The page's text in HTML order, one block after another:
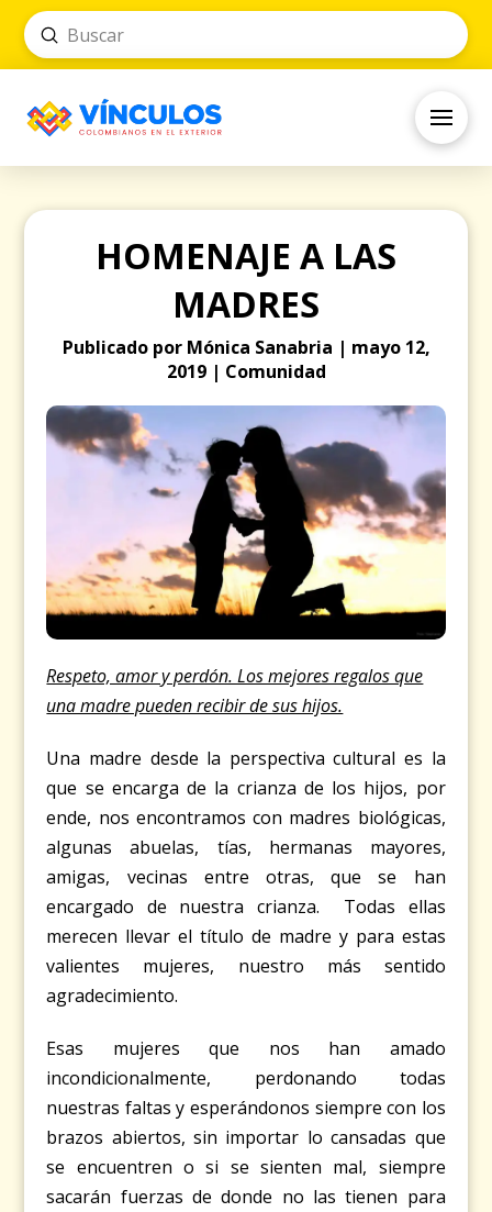
Search
Submit
HOMENAJE A LAS
MADRES
Publicado por Mónica Sanabria | mayo 12,
2019 | Comunidad
Respeto, amor y perdón. Los mejores regalos que
una madre pueden recibir de sus hijos.
Una madre desde la perspectiva cultural es la
que se encarga de la crianza de los hijos, por
ende, nos encontramos con madres biológicas,
algunas abuelas, tías, hermanas mayores,
amigas, vecinas entre otras, que se han
encargado de nuestra crianza. Todas ellas
merecen llevar el título de madre y para estas
valientes mujeres, nuestro más sentido
agradecimiento.
Esas mujeres que nos han amado
incondicionalmente, perdonando todas
nuestras faltas y esperándonos siempre con los
brazos abiertos, sin importar lo cansadas que
se encuentren o si se sienten mal, siempre
sacarán fuerzas de donde no las tienen para